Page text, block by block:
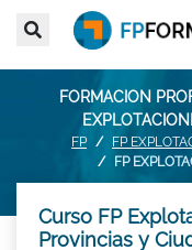
FORMACION
FP
FP
FP
Curso FP
Provincias y